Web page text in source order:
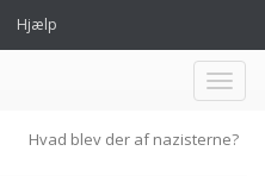
Hjælp
Toggle
Hvad blev der af nazisterne?